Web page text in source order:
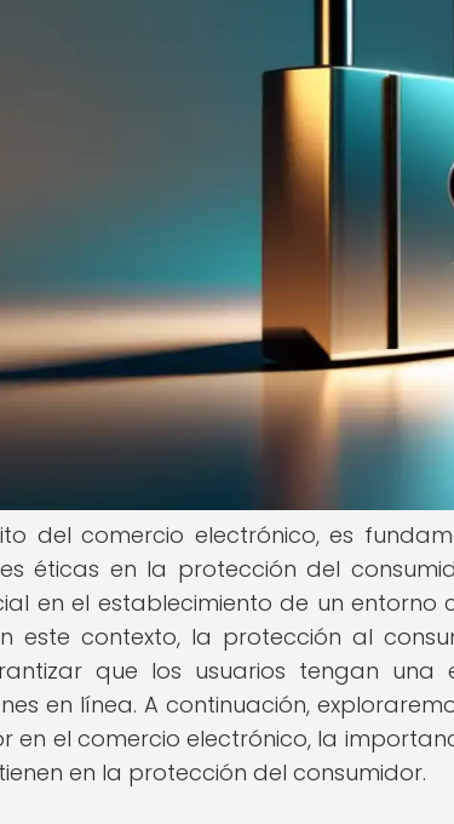
del comercio electrónico, es
éticas en la protección del
en el establecimiento de un
este contexto, la protección al
que los usuarios tengan una
en línea. A continuación,
en el comercio electrónico, la
en la protección del consumidor.